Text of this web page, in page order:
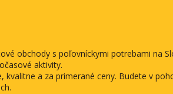
obchody s poľovníckymi potrebami na
aktivity.
a za primerané ceny. Budete v